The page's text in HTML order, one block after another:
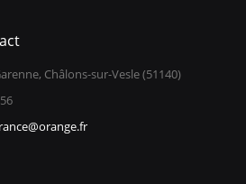
Châlons-sur-Vesle (51140)